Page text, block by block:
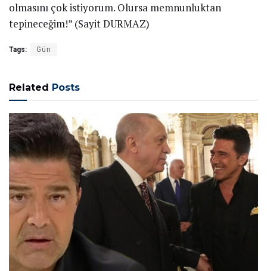
olmasını çok istiyorum. Olursa memnunluktan
tepineceğim!” (Sayit DURMAZ)
Tags: Gün
Related Posts